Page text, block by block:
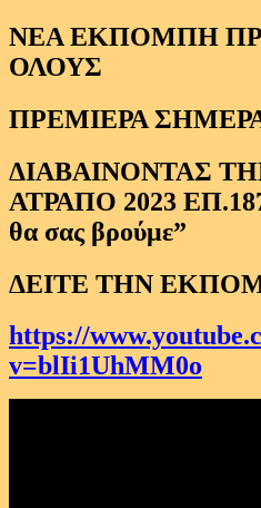
ΝΕΑ ΕΚΠΟΜΠΗ
ΟΛΟΥΣ
ΠΡΕΜΙΕΡΑ ΣΗΜΕΡΑ
ΔΙΑΒΑΙΝΟΝΤΑΣ
ΑΤΡΑΠΟ 2023 ΕΠ.187
θα σας βρούμε”
ΔΕΙΤΕ ΤΗΝ
https://
v=blIi1UhMM0o